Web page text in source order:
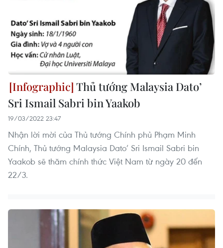
Thủ tướng Malaysia Dato’
Sri Ismail Sabri bin Yaakob
19/03/2022 23:47
Nhận lời mời của Thủ tướng Chính phủ Phạm Minh
Chính, Thủ tướng Malaysia Dato’ Sri Ismail Sabri bin
Yaakob sẽ thăm chính thức Việt Nam từ ngày 20 đến
22/3.